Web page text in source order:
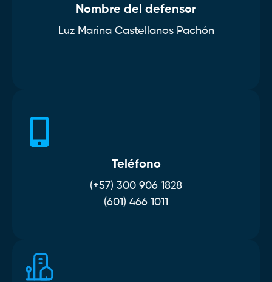
Nombre del defensor
Luz Marina Castellanos Pachón
Teléfono
(+57) 300 906 1828
(601) 466 1011